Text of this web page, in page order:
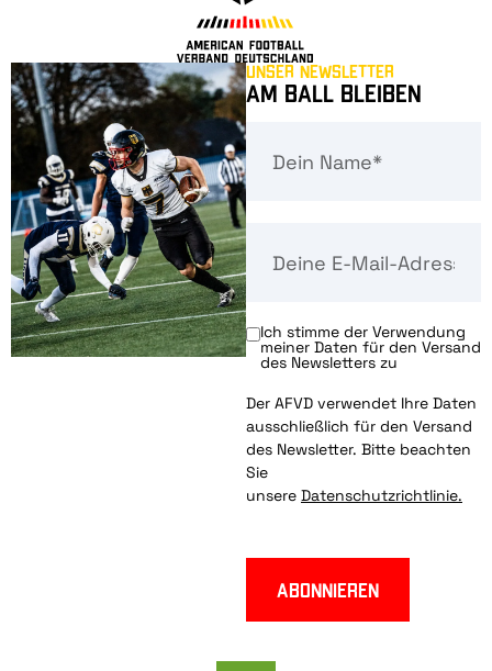
Unser Newsletter
Am Ball bleiben
Ich stimme der Verwendung
meiner Daten für den Versand
des Newsletters zu
Der AFVD verwendet Ihre Daten
ausschließlich für den Versand
des Newsletter. Bitte beachten
Sie
unsere Datenschutzrichtlinie.
Abonnieren